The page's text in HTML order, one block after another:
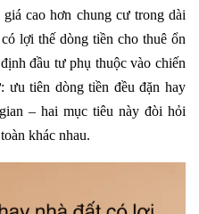
cao hơn chung cư trong dài
lợi thế dòng tiền cho thuê ổn
đầu tư phụ thuộc vào chiến
ưu tiên dòng tiền đều đặn hay
– hai mục tiêu này đòi hỏi
khác nhau.